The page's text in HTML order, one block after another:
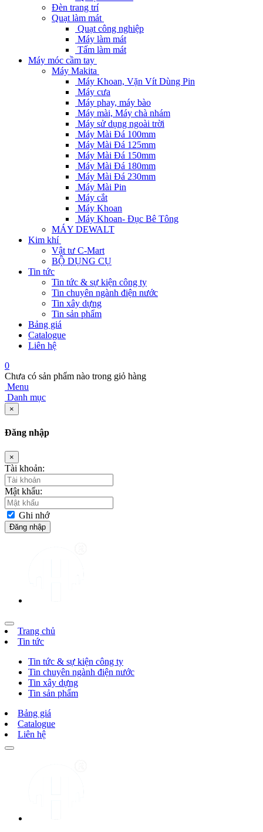
Đèn trang trí
Quạt làm mát
Quạt công nghiệp
Máy làm mát
Tấm làm mát
Máy móc cầm tay
Máy Makita
Máy Khoan, Vặn Vít Dùng Pin
Máy cưa
Máy phay, máy bào
Máy mài, Máy chà nhám
Máy sử dụng ngoài trời
Máy Mài Đá 100mm
Máy Mài Đá 125mm
Máy Mài Đá 150mm
Máy Mài Đá 180mm
Máy Mài Đá 230mm
Máy Mài Pin
Máy cắt
Máy Khoan
Máy Khoan- Đục Bê Tông
MÁY DEWALT
Kim khí
Vật tư C-Mart
BỘ DỤNG CỤ
Tin tức
Tin tức & sự kiện công ty
Tin chuyên ngành điện nước
Tin xây dựng
Tin sản phẩm
Bảng giá
Catalogue
Liên hệ
0
Chưa có sản phẩm nào trong giỏ hàng
Menu
Danh mục
×
Đăng nhập
×
Tài khoản:
Mật khẩu:
Ghi nhớ
Trang chủ
Tin tức
Tin tức & sự kiện công ty
Tin chuyên ngành điện nước
Tin xây dựng
Tin sản phẩm
Bảng giá
Catalogue
Liên hệ